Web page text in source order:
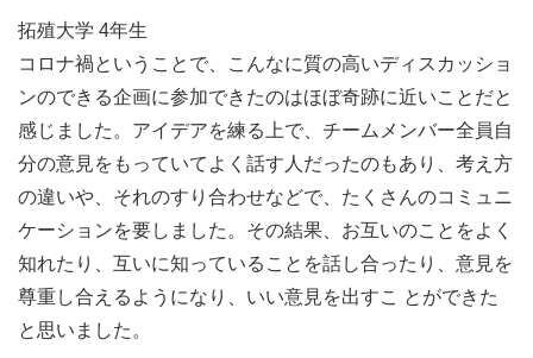
キッズデザイン協議会による「こどもOSランゲージ」。
既成概念に捕われない子どもたちの思考や行為など"子ど
もの感性"に着想を得たアイデア発想手法をプロから教え
ていただきます。毎年このワークショップで身につけたア
イデア発想法で多様なアイデアが生み出されています。
●アイデア発表後、企業のフィードバックあり！
アイデアソン中やアイデアソンで考えたアイデアの発表後
には、参加企業からのアドバイスがいただけます。
協力企業の方々は真摯に学生の意見を受け止め、的確にア
拓殖大学 4年生
コロナ禍ということで、こんなに質の高いディスカッショ
ンのできる企画に参加できたのはほぼ奇跡に近いことだと
感じました。アイデアを練る上で、チームメンバー全員自
分の意見をもっていてよく話す人だったのもあり、考え方
の違いや、それのすり合わせなどで、たくさんのコミュニ
ケーションを要しました。その結果、お互いのことをよく
知れたり、互いに知っていることを話し合ったり、意見を
尊重し合えるようになり、いい意見を出すこ とができた
と思いました。